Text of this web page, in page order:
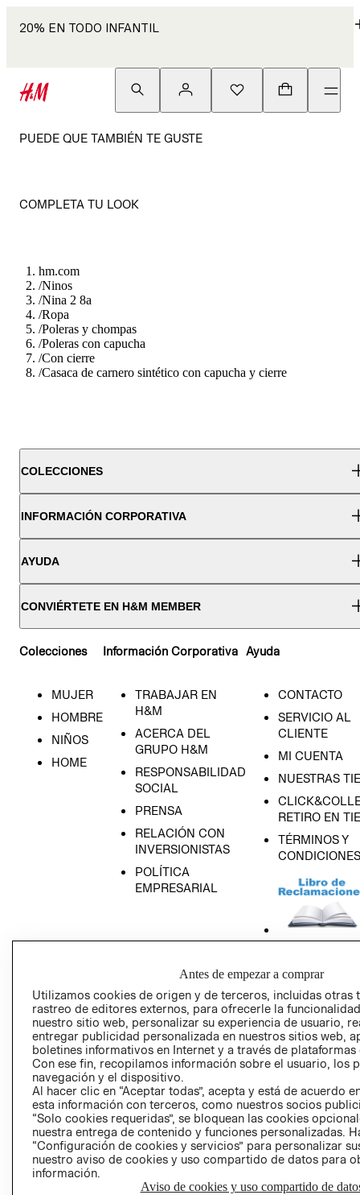
20% EN TODO INFANTIL
PUEDE QUE TAMBIÉN TE GUSTE
COMPLETA TU LOOK
hm.com
/Ninos
/Nina 2 8a
/Ropa
/Poleras y chompas
/Poleras con capucha
/Con cierre
/Casaca de carnero sintético con capucha y cierre
COLECCIONES
INFORMACIÓN CORPORATIVA
AYUDA
CONVIÉRTETE EN H&M MEMBER
Colecciones
MUJER
HOMBRE
NIÑOS
HOME
Información Corporativa
TRABAJAR EN
H&M
ACERCA DEL
GRUPO H&M
RESPONSABILIDAD
SOCIAL
PRENSA
RELACIÓN CON
INVERSIONISTAS
POLÍTICA
EMPRESARIAL
Ayuda
CONTACTO
SERVICIO AL
CLIENTE
MI CUENTA
NUESTRAS
RETIRO EN
TÉRMINOS Y
CONDICIONES
PRIVACIDAD
GIFT CARD
AVISO DE
Perú (S/)
CAMBIAR REGIÓN
Antes de empezar a comprar
Utilizamos cookies de origen y de terceros, incluidas otras
rastreo de editores externos, para ofrecerle la
nuestro sitio web, personalizar su experiencia de usuario,
entregar publicidad personalizada en nuestros sitios web,
boletines informativos en Internet y a través de plataformas
Con ese fin, recopilamos información sobre el usuario, los
navegación y el dispositivo.
Al hacer clic en “Aceptar todas”, acepta y está de acuerdo
esta información con terceros, como nuestros socios
“Solo cookies requeridas”, se bloquean las cookies
nuestra entrega de contenido y funciones personalizadas.
“Configuración de cookies y servicios” para personalizar
nuestro aviso de cookies y uso compartido de datos para
información.
Aviso de cookies y uso compartido de